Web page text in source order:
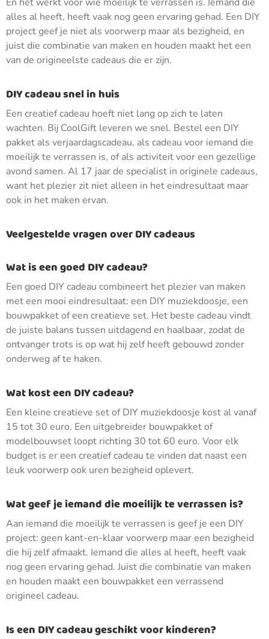
alles al heeft, heeft vaak nog geen ervaring gehad. Een DIY
project geef je niet als voorwerp maar als bezigheid, en
juist die combinatie van maken en houden maakt het een
van de origineelste cadeaus die er zijn.
DIY cadeau snel in huis
Een creatief cadeau hoeft niet lang op zich te laten
wachten. Bij CoolGift leveren we snel. Bestel een DIY
pakket als verjaardagscadeau, als cadeau voor iemand die
moeilijk te verrassen is, of als activiteit voor een gezellige
avond samen. Al 17 jaar de specialist in originele cadeaus,
want het plezier zit niet alleen in het eindresultaat maar
ook in het maken ervan.
Veelgestelde vragen over DIY cadeaus
Wat is een goed DIY cadeau?
Een goed DIY cadeau combineert het plezier van maken
met een mooi eindresultaat: een DIY muziekdoosje, een
bouwpakket of een creatieve set. Het beste cadeau vindt
de juiste balans tussen uitdagend en haalbaar, zodat de
ontvanger trots is op wat hij zelf heeft gebouwd zonder
onderweg af te haken.
Wat kost een DIY cadeau?
Een kleine creatieve set of DIY muziekdoosje kost al vanaf
15 tot 30 euro. Een uitgebreider bouwpakket of
modelbouwset loopt richting 30 tot 60 euro. Voor elk
budget is er een creatief cadeau te vinden dat naast een
leuk voorwerp ook uren bezigheid oplevert.
Wat geef je iemand die moeilijk te verrassen is?
Aan iemand die moeilijk te verrassen is geef je een DIY
project: geen kant-en-klaar voorwerp maar een bezigheid
die hij zelf afmaakt. Iemand die alles al heeft, heeft vaak
nog geen ervaring gehad. Juist die combinatie van maken
en houden maakt een bouwpakket een verrassend
origineel cadeau.
Is een DIY cadeau geschikt voor kinderen?